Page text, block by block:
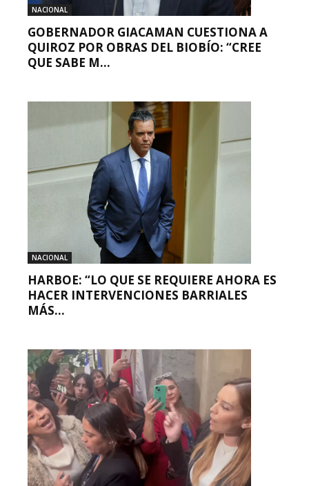
NACIONAL
GOBERNADOR GIACAMAN CUESTIONA A
QUIROZ POR OBRAS DEL BIOBÍO: “CREE
QUE SABE M...
NACIONAL
HARBOE: “LO QUE SE REQUIERE AHORA ES
HACER INTERVENCIONES BARRIALES
MÁS...